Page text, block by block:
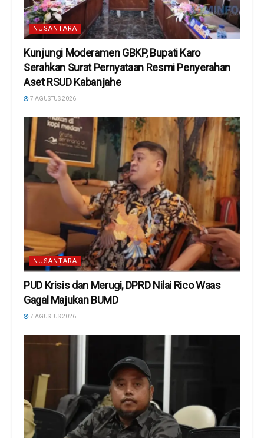
NUSANTARA
Kunjungi Moderamen GBKP, Bupati Karo
Serahkan Surat Pernyataan Resmi Penyerahan
Aset RSUD Kabanjahe
7 AGUSTUS 2026
NUSANTARA
PUD Krisis dan Merugi, DPRD Nilai Rico Waas
Gagal Majukan BUMD
7 AGUSTUS 2026